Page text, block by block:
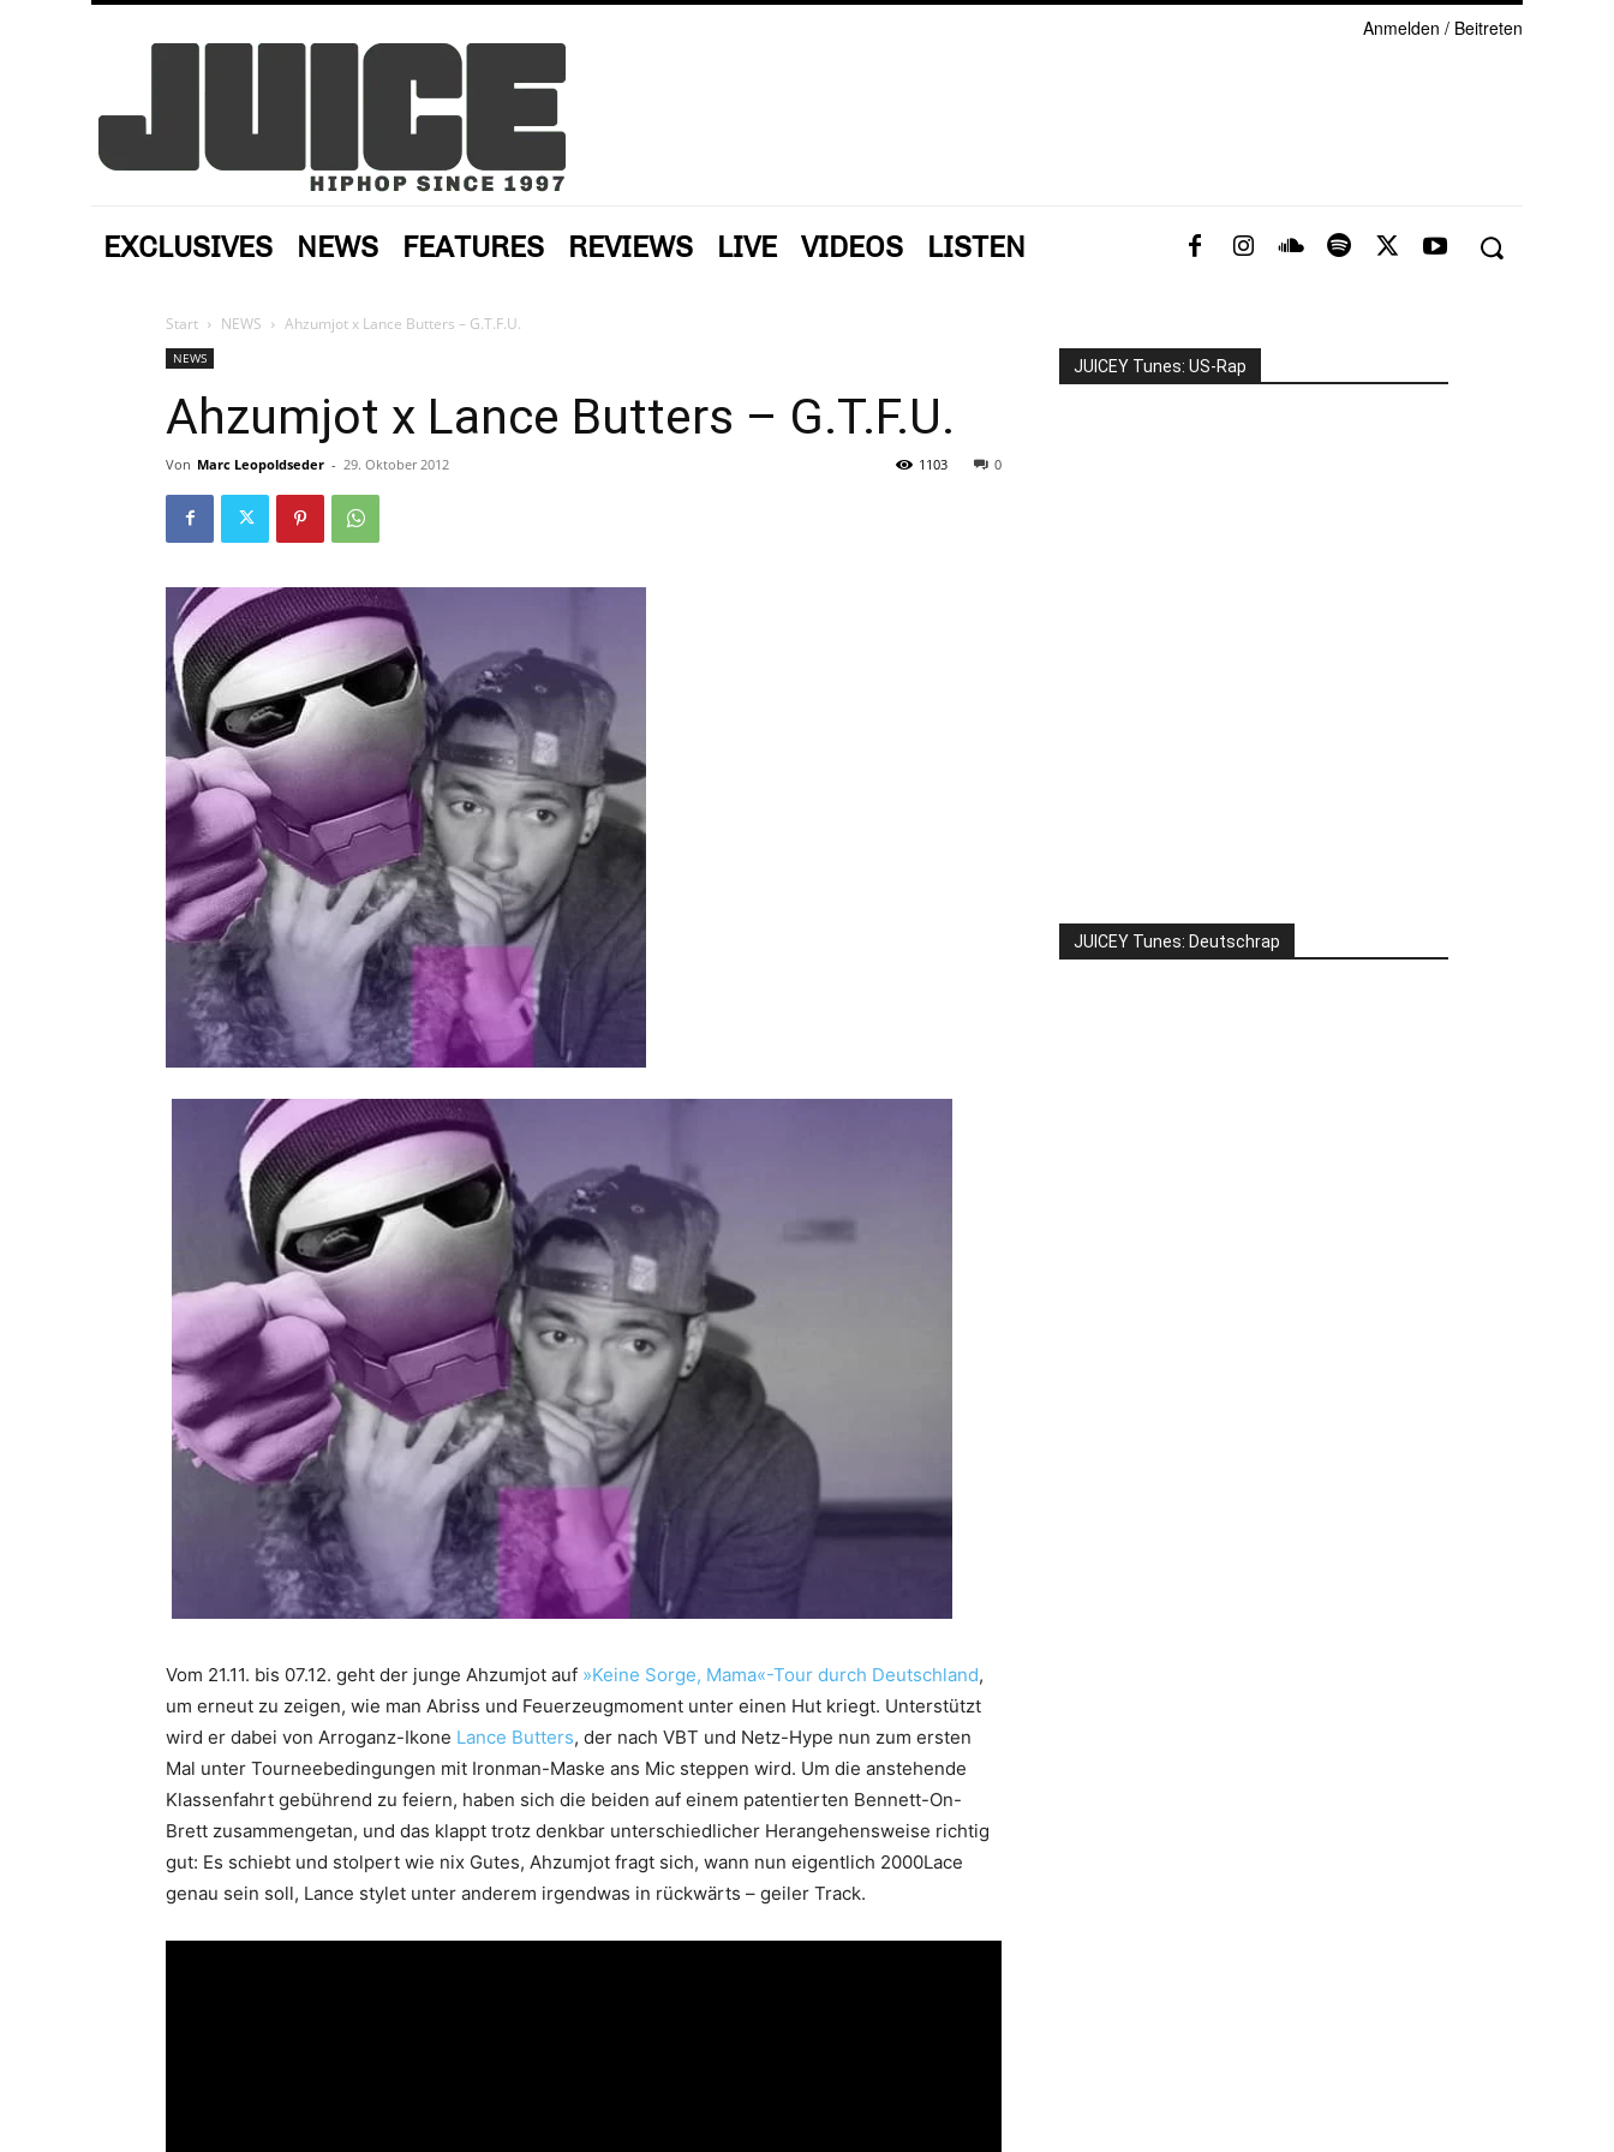
Anmelden / Beitreten
EXCLUSIVES NEWS FEATURES REVIEWS LIVE VIDEOS LISTEN
Start NEWS Ahzumjot x Lance Butters – G.T.F.U.
NEWS
Ahzumjot x Lance Butters – G.T.F.U.
Von Marc Leopoldseder - 29. Oktober 2012 0
1103
Vom 21.11. bis 07.12. geht der junge Ahzumjot auf »Keine Sorge, Mama«-Tour durch Deutschland,
um erneut zu zeigen, wie man Abriss und Feuerzeugmoment unter einen Hut kriegt. Unterstützt
wird er dabei von Arroganz-Ikone Lance Butters, der nach VBT und Netz-Hype nun zum ersten
Mal unter Tourneebedingungen mit Ironman-Maske ans Mic steppen wird. Um die anstehende
Klassenfahrt gebührend zu feiern, haben sich die beiden auf einem patentierten Bennett-On-
Brett zusammengetan, und das klappt trotz denkbar unterschiedlicher Herangehensweise richtig
gut: Es schiebt und stolpert wie nix Gutes, Ahzumjot fragt sich, wann nun eigentlich 2000Lace
genau sein soll, Lance stylet unter anderem irgendwas in rückwärts – geiler Track.
JUICEY Tunes: US-Rap
JUICEY Tunes: Deutschrap